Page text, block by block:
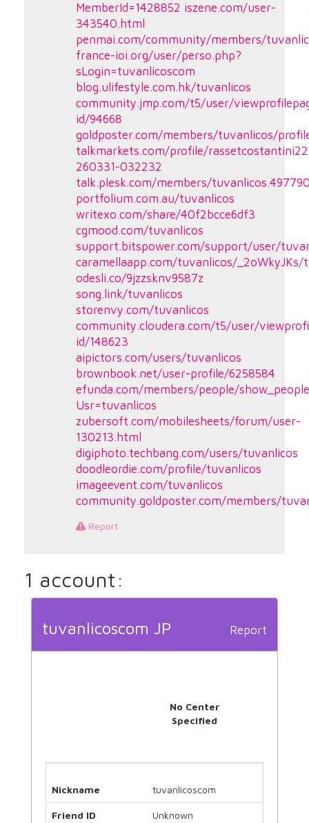
MemberId=1428852 iszene.com/user-
343540.html
penmai.com/community/members/
france-ioi.org/user/perso.php?
sLogin=tuvanlicoscom
blog.ulifestyle.com.hk/tuvanlicos
community.jmp.com/t5/user/
id/94668
goldposter.com/members/tuvanlicos/
talkmarkets.com/profile/
260331-032232
talk.plesk.com/members/
portfolium.com.au/tuvanlicos
writexo.com/share/40f2bcce6df3
cgmood.com/tuvanlicos
support.bitspower.com/support/user/
caramellaapp.com/tuvanlicos/_2oWkyJKs/
odesli.co/9jzzsknv9587z
song.link/tuvanlicos
storenvy.com/tuvanlicos
community.cloudera.com/t5/user/
id/148623
aipictors.com/users/tuvanlicos
brownbook.net/user-profile/6258584
efunda.com/members/people/
Usr=tuvanlicos
zubersoft.com/mobilesheets/forum/user-
130213.html
digiphoto.techbang.com/users/tuvanlicos
doodleordie.com/profile/tuvanlicos
imageevent.com/tuvanlicos
community.goldposter.com/members/
Report
1 account:
Report
tuvanlicoscom JP
No Center
Specified
Nickname tuvanlicoscom
Friend ID Unknown